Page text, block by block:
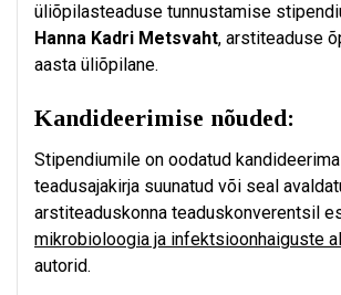
üliõpilasteaduse tunnustamise
Hanna Kadri Metsvaht, arstiteaduse
aasta üliõpilane.
Kandideerimise nõuded:
Stipendiumile on oodatud
teadusajakirja suunatud või seal
arstiteaduskonna teaduskonverentsil
mikrobioloogia ja infektsioonhaiguste
autorid.